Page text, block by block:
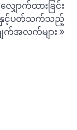
ျှောက်ထားခြင်း
င့်ပတ်သက်သည့်
က်အလက်များ